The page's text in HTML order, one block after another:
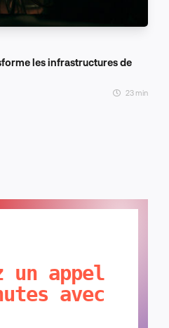
les infrastructures de
23 min
un appel
avec